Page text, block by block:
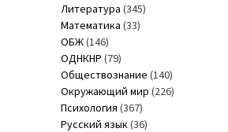
Литература (345)
Математика (33)
ОБЖ(146)
ОДНКНР (79)
Обществознание (140)
Окружающий мир (226)
Психология (367)
Русский язык(36)